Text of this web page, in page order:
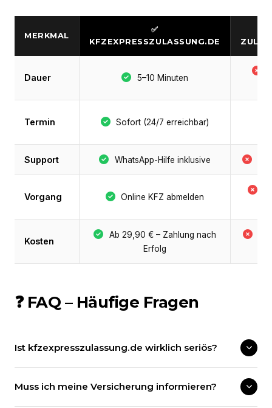
MERKMAL
✅
KFZEXPRESSZULASSUNG.DE
Dauer 5–10 Minuten
Termin Sofort (24/7 erreichbar)
Support WhatsApp-Hilfe inklusive
Vorgang Online KFZ abmelden
Kosten
Ab 29,90 € – Zahlung nach
Erfolg
❓ FAQ – Häufige Fragen
Ist kfzexpresszulassung.de wirklich seriös?
Muss ich meine Versicherung informieren?